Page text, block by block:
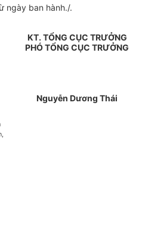
ngày ban hành./.
KT. TỔNG CỤC TRƯỞNG
PHÓ TỔNG CỤC TRƯỞNG
Nguyễn Dương Thái